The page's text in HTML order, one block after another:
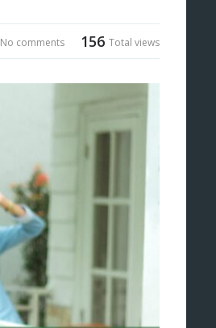
156 Total views
No comments